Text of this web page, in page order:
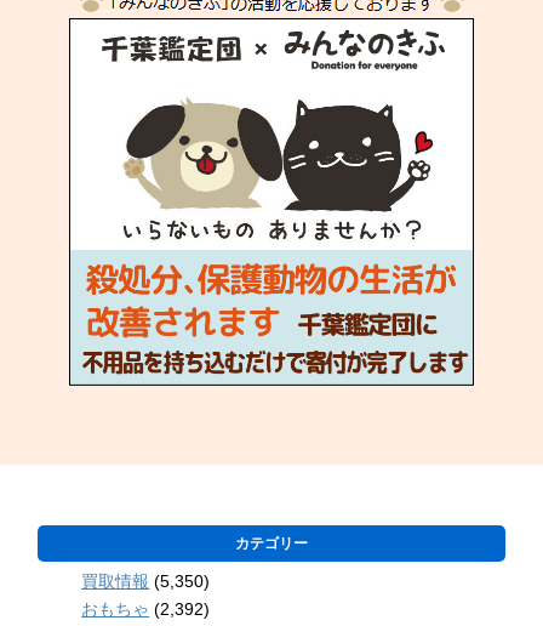
カテゴリー
買取情報 (5,350)
おもちゃ (2,392)